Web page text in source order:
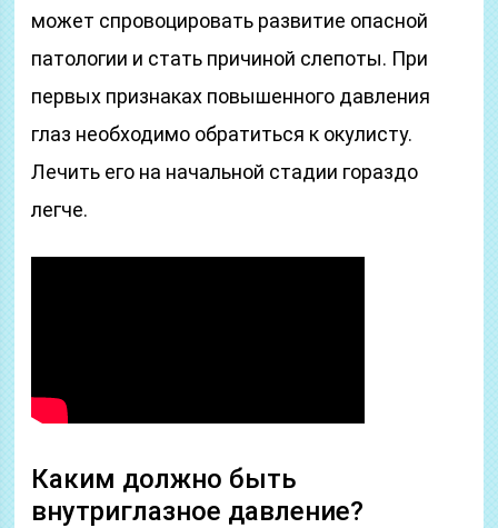
может спровоцировать развитие опасной
патологии и стать причиной слепоты. При
первых признаках повышенного давления
глаз необходимо обратиться к окулисту.
Лечить его на начальной стадии гораздо
легче.
Каким должно быть
внутриглазное давление?